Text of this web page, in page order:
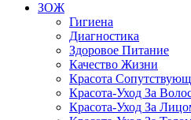
ЗОЖ
Гигиена
Диагностика
Здоровое Питание
Качество Жизни
Красота
Красота-Уход За
Красота-Уход За